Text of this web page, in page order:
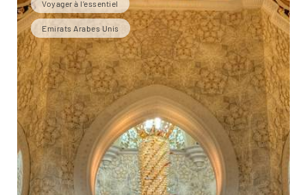
Voyager à l’essentiel
Emirats Arabes Unis